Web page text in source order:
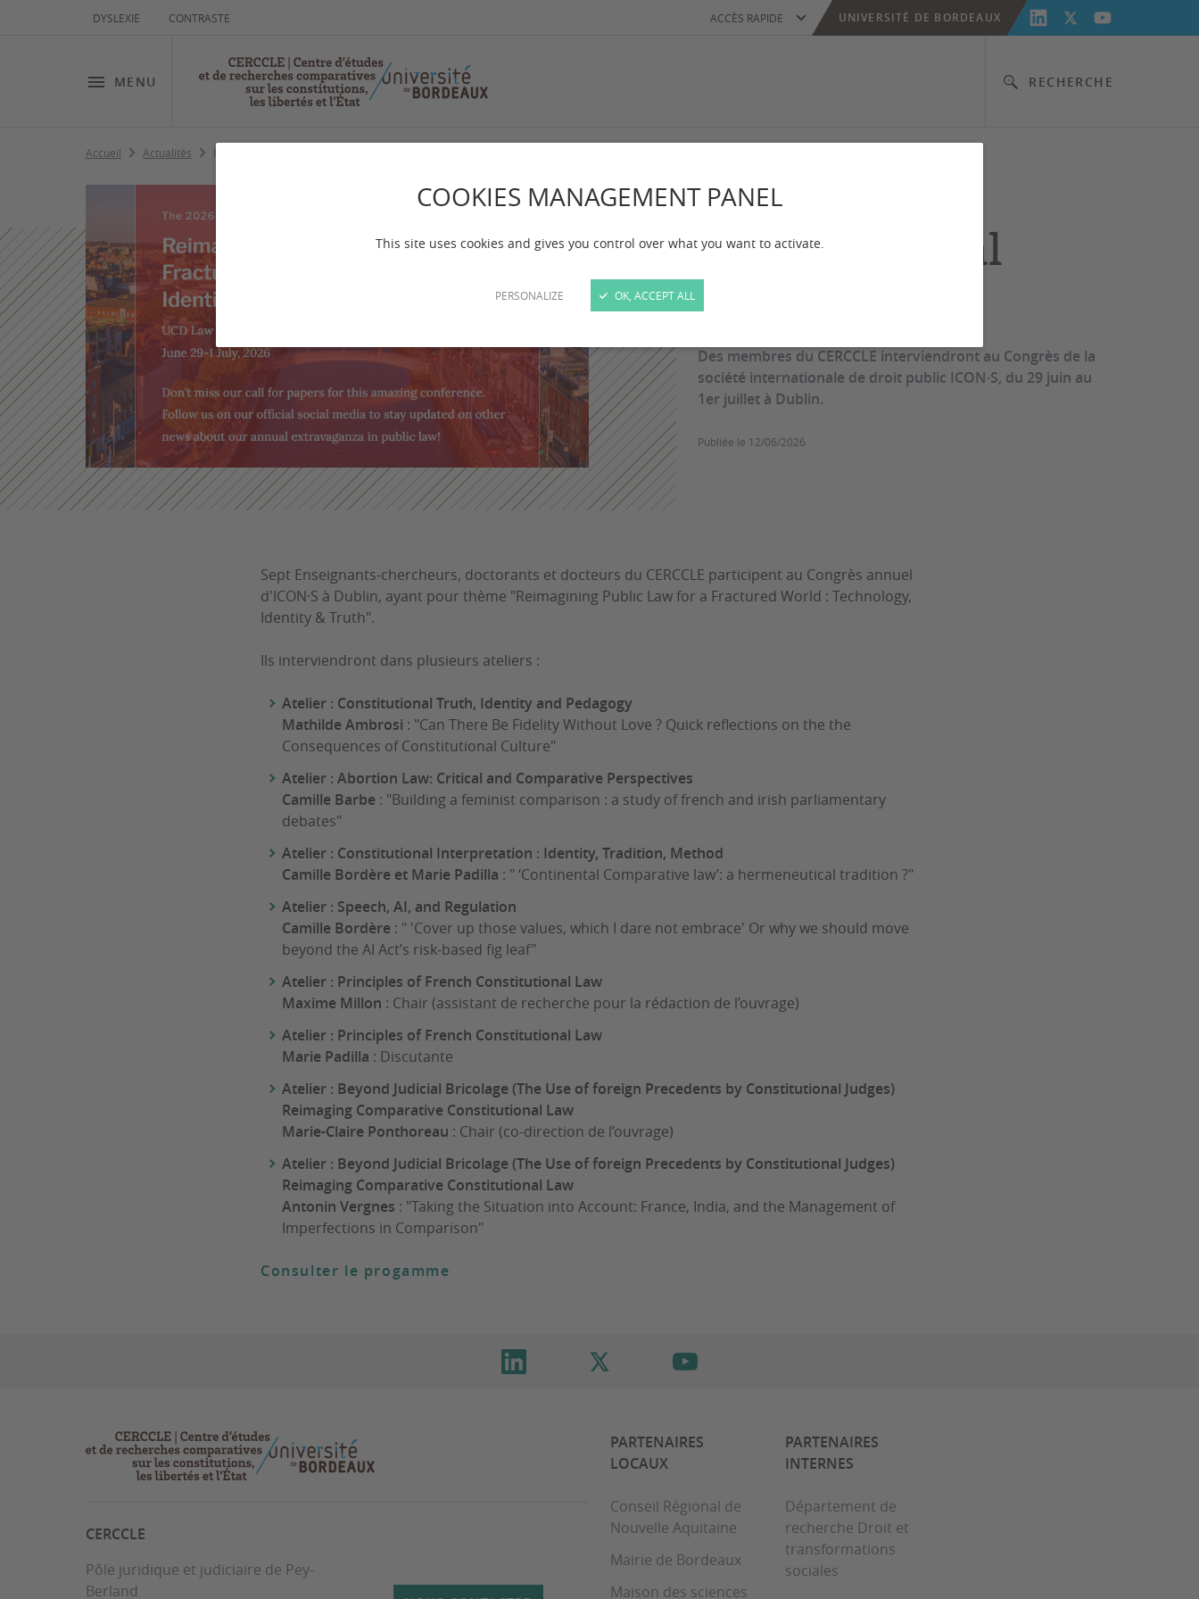
COOKIES MANAGEMENT PANEL
This site uses cookies and gives you control over what you want to activate.
PERSONALIZE OK, ACCEPT ALL
DYSLEXIE CONTRASTE
MENU RECHERCHE
ACCÈS RAPIDE UNIVERSITÉ DE BORDEAUX
Accueil Actualités ICON·S annual Conference
Congrès
ICON·S annual
Conference
Des membres du CERCCLE interviendront au Congrès de la
société internationale de droit public ICON·S, du 29 juin au
1er juillet à Dublin.
Publiée le 12/06/2026
Sept Enseignants-chercheurs, doctorants et docteurs du CERCCLE participent au Congrès annuel
d'ICON·S à Dublin, ayant pour thème "Reimagining Public Law for a Fractured World : Technology,
Identity & Truth".
Ils interviendront dans plusieurs ateliers :
Atelier : Constitutional Truth, Identity and Pedagogy
Mathilde Ambrosi : "Can There Be Fidelity Without Love ? Quick reflections on the the
Consequences of Constitutional Culture"
Atelier : Abortion Law: Critical and Comparative Perspectives
Camille Barbe : "Building a feminist comparison : a study of french and irish parliamentary
debates"
Atelier : Constitutional Interpretation : Identity, Tradition, Method
Camille Bordère et Marie Padilla : " ‘Continental Comparative law’: a hermeneutical tradition ?"
Atelier : Speech, AI, and Regulation
Camille Bordère : " 'Cover up those values, which I dare not embrace' Or why we should move
beyond the AI Act’s risk-based fig leaf"
Atelier : Principles of French Constitutional Law
Maxime Millon : Chair (assistant de recherche pour la rédaction de l’ouvrage)
Atelier : Principles of French Constitutional Law
Marie Padilla : Discutante
Atelier : Beyond Judicial Bricolage (The Use of foreign Precedents by Constitutional Judges)
Reimaging Comparative Constitutional Law
Marie-Claire Ponthoreau : Chair (co-direction de l’ouvrage)
Atelier : Beyond Judicial Bricolage (The Use of foreign Precedents by Constitutional Judges)
Reimaging Comparative Constitutional Law
Antonin Vergnes : "Taking the Situation into Account: France, India, and the Management of
Imperfections in Comparison"
Consulter le progamme
CERCCLE
Pôle juridique et judiciaire de Pey-
Berland
PARTENAIRES
LOCAUX
Conseil Régional de
Nouvelle Aquitaine
Mairie de Bordeaux
Maison des sciences
PARTENAIRES
INTERNES
Département de
recherche Droit et
transformations
sociales